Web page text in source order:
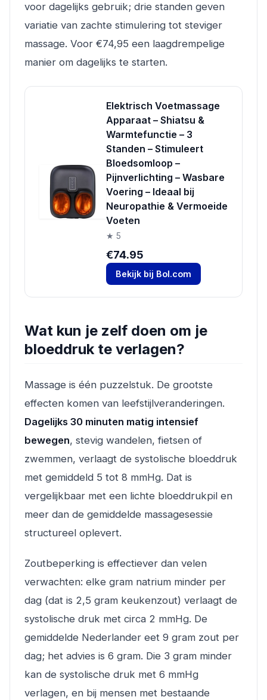
voor dagelijks gebruik; drie standen geven
variatie van zachte stimulering tot steviger
massage. Voor €74,95 een laagdrempelige
manier om dagelijks te starten.
Elektrisch Voetmassage
Apparaat – Shiatsu &
Warmtefunctie – 3
Standen – Stimuleert
Bloedsomloop –
Pijnverlichting – Wasbare
Voering – Ideaal bij
Neuropathie & Vermoeide
Voeten
★ 5
€74.95
Bekijk bij Bol.com
Wat kun je zelf doen om je
bloeddruk te verlagen?
Massage is één puzzelstuk. De grootste
effecten komen van leefstijlveranderingen.
Dagelijks 30 minuten matig intensief
bewegen, stevig wandelen, fietsen of
zwemmen, verlaagt de systolische bloeddruk
met gemiddeld 5 tot 8 mmHg. Dat is
vergelijkbaar met een lichte bloeddrukpil en
meer dan de gemiddelde massagesessie
structureel oplevert.
Zoutbeperking is effectiever dan velen
verwachten: elke gram natrium minder per
dag (dat is 2,5 gram keukenzout) verlaagt de
systolische druk met circa 2 mmHg. De
gemiddelde Nederlander eet 9 gram zout per
dag; het advies is 6 gram. Die 3 gram minder
kan de systolische druk met 6 mmHg
verlagen, en bij mensen met bestaande